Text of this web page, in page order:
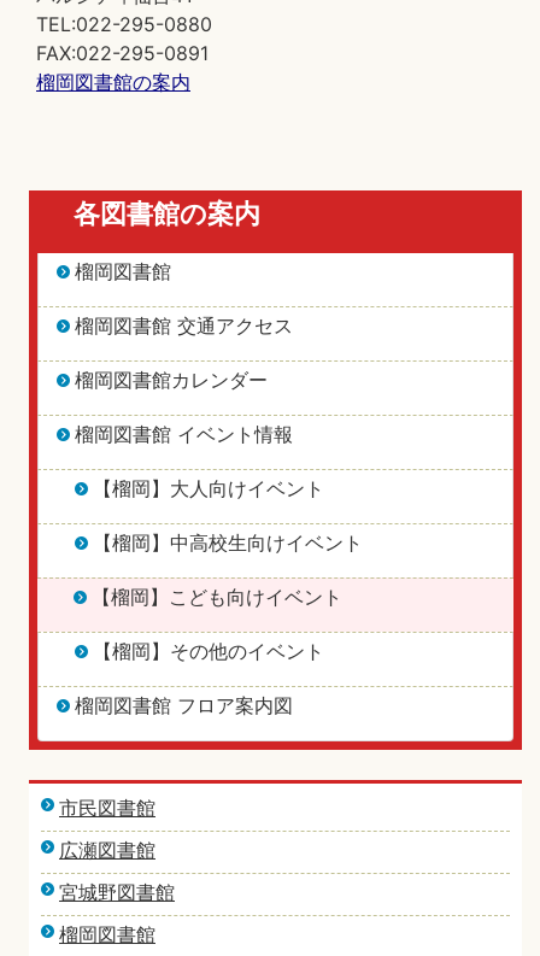
TEL:022-295-0880
FAX:022-295-0891
榴岡図書館の案内
各図書館の案内
榴岡図書館
榴岡図書館 交通アクセス
榴岡図書館カレンダー
榴岡図書館 イベント情報
【榴岡】大人向けイベント
【榴岡】中高校生向けイベント
【榴岡】こども向けイベント
【榴岡】その他のイベント
榴岡図書館 フロア案内図
市民図書館
広瀬図書館
宮城野図書館
榴岡図書館